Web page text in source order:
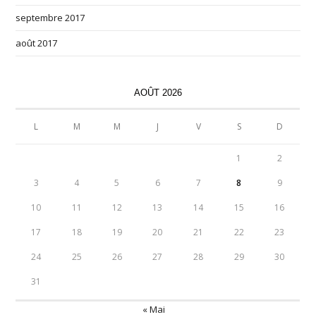
septembre 2017
août 2017
AOÛT 2026
L M M J V S D
1 2
3 4 5 6 7 8 9
10 11 12 13 14 15 16
17 18 19 20 21 22 23
24 25 26 27 28 29 30
31
« Mai